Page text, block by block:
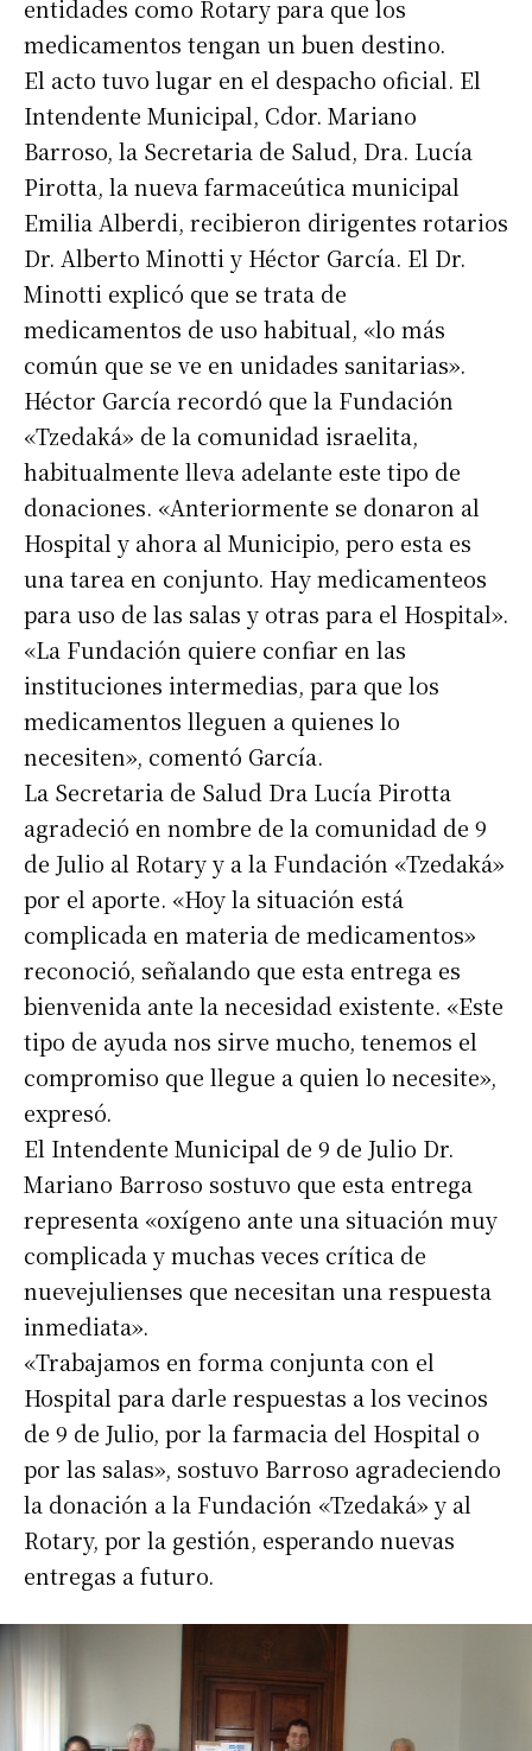
entidades como Rotary para que los
medicamentos tengan un buen destino.
El acto tuvo lugar en el despacho oficial. El
Intendente Municipal, Cdor. Mariano
Barroso, la Secretaria de Salud, Dra. Lucía
Pirotta, la nueva farmaceútica municipal
Emilia Alberdi, recibieron dirigentes rotarios
Dr. Alberto Minotti y Héctor García. El Dr.
Minotti explicó que se trata de
medicamentos de uso habitual, «lo más
común que se ve en unidades sanitarias».
Héctor García recordó que la Fundación
«Tzedaká» de la comunidad israelita,
habitualmente lleva adelante este tipo de
donaciones. «Anteriormente se donaron al
Hospital y ahora al Municipio, pero esta es
una tarea en conjunto. Hay medicamenteos
para uso de las salas y otras para el Hospital».
«La Fundación quiere confiar en las
instituciones intermedias, para que los
medicamentos lleguen a quienes lo
necesiten», comentó García.
La Secretaria de Salud Dra Lucía Pirotta
agradeció en nombre de la comunidad de 9
de Julio al Rotary y a la Fundación «Tzedaká»
por el aporte. «Hoy la situación está
complicada en materia de medicamentos»
reconoció, señalando que esta entrega es
bienvenida ante la necesidad existente. «Este
tipo de ayuda nos sirve mucho, tenemos el
compromiso que llegue a quien lo necesite»,
expresó.
El Intendente Municipal de 9 de Julio Dr.
Mariano Barroso sostuvo que esta entrega
representa «oxígeno ante una situación muy
complicada y muchas veces crítica de
nuevejulienses que necesitan una respuesta
inmediata».
«Trabajamos en forma conjunta con el
Hospital para darle respuestas a los vecinos
de 9 de Julio, por la farmacia del Hospital o
por las salas», sostuvo Barroso agradeciendo
la donación a la Fundación «Tzedaká» y al
Rotary, por la gestión, esperando nuevas
entregas a futuro.